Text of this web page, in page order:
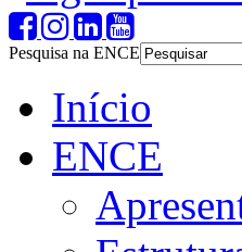
Pesquisa na ENCE
Início
ENCE